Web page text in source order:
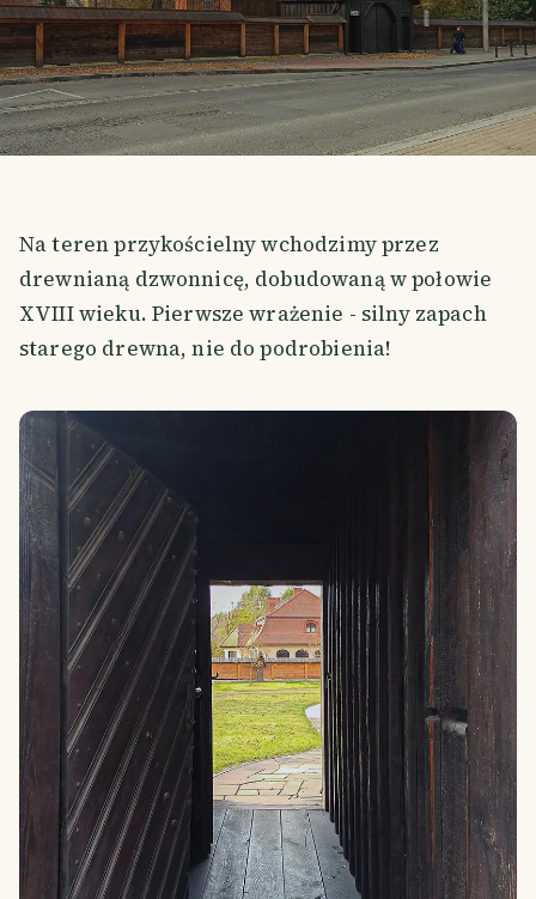
Na teren przykościelny wchodzimy przez
drewnianą dzwonnicę, dobudowaną w połowie
XVIII wieku. Pierwsze wrażenie - silny zapach
starego drewna, nie do podrobienia!